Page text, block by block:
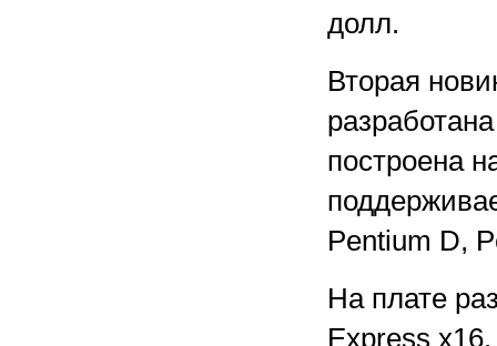
долл.
Вторая
построена
Pentium D,
На плате
Express